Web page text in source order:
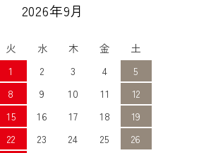
2026年9月
火 水 木 金
土
1 2 3 4
5
8 9 10 11
12
15 16 17 18
19
22 23 24 25
26